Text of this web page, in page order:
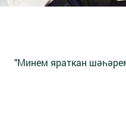
"Минем яраткан